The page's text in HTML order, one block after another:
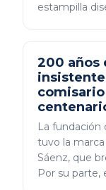
estampilla
200 años
La fundación
tuvo la
Sáenz, que
Por su parte,